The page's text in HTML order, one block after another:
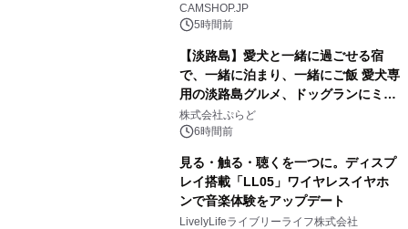
CAMSHOP.JP
5時間前
【淡路島】愛犬と一緒に過ごせる宿
で、一緒に泊まり、一緒にご飯 愛犬専
用の淡路島グルメ、ドッグランにミニ
プール グランピングとトレーラーハウ
スの2施設で
株式会社ぷらど
6時間前
見る・触る・聴くを一つに。ディスプ
レイ搭載「LL05」ワイヤレスイヤホ
ンで音楽体験をアップデート
LivelyLifeライブリーライフ株式会社